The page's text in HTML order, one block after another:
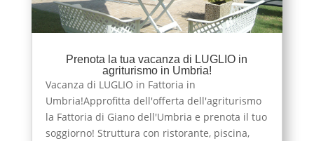
Prenota la tua vacanza di LUGLIO in
agriturismo in Umbria!
Vacanza di LUGLIO in Fattoria in
Umbria!Approfitta dell'offerta dell'agriturismo
la Fattoria di Giano dell'Umbria e prenota il tuo
soggiorno! Struttura con ristorante, piscina,